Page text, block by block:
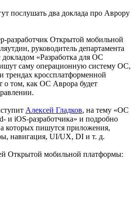
послушать два доклада про Аврору
разработчик Открытой мобильной
руководитель департамента
докладом «Разработка для ОС
саму операционную систему ОС,
трендах кроссплатформенной
о том, как ОС Аврора будет
Алексей Гладков, на тему «ОС
и iOS-разработчика» и подробно
которых пишутся приложения,
навигация, UI/UX, DI и т. д.
Открытой мобильной платформы: